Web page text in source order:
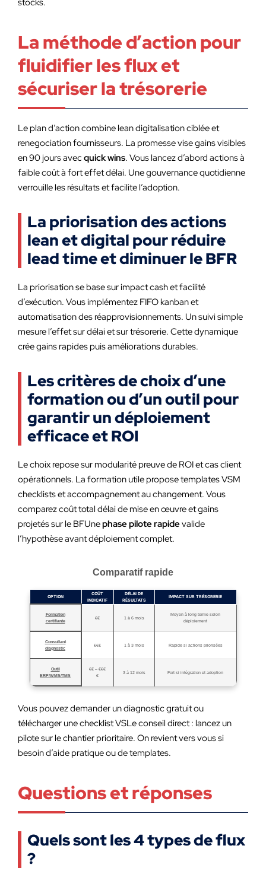
stocks.
La méthode d’action pour
fluidifier les flux et
sécuriser la trésorerie
Le plan d’action combine lean digitalisation ciblée et
renegociation fournisseurs. La promesse vise gains visibles
en 90 jours avecquick wins. Vous lancez d’abord actions à
faible coût à fort effet délai. Une gouvernance quotidienne
verrouille les résultats et facilite l’adoption.
La priorisation des actions
lean et digital pour réduire
lead time et diminuer le BFR
La priorisation se base sur impact cash et facilité
d’exécution. Vous implémentez FIFO kanban et
automatisation des réapprovisionnements. Un suivi simple
mesure l’effet sur délai et sur trésorerie. Cette dynamique
crée gains rapides puis améliorations durables.
Les critères de choix d’une
formation ou d’un outil pour
garantir un déploiement
efficace et ROI
Le choix repose sur modularité preuve de ROI et cas client
opérationnels. La formation utile propose templates VSM
checklists et accompagnement au changement. Vous
comparez coût total délai de mise en œuvre et gains
projetés sur le BFUnephase pilote rapidevalide
l’hypothèse avant déploiement complet.
Comparatif rapide
OPTION
COÛT
INDICATIF
DÉLAI DE
RÉSULTATS
IMPACT SUR TRÉSORERIE
Formation
certifiante
€€ 1 à 6 mois
Moyen à long terme selon
déploiement
Consultant
diagnostic
€€€ 1 à 3 mois Rapide si actions priorisées
Outil
ERP/WMS/TMS
€€ – €€€
€
3 à 12 mois Fort si intégration et adoption
Vous pouvez demander un diagnostic gratuit ou
télécharger une checklist VSLe conseil direct : lancez un
pilote sur le chantier prioritaire. On revient vers vous si
besoin d’aide pratique ou de templates.
Questions et réponses
Quels sont les 4 types de flux
?